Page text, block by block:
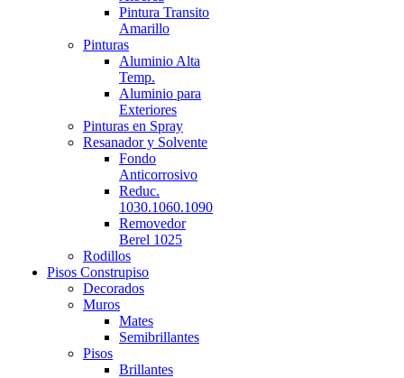
Pintura Transito
Amarillo
Pinturas
Aluminio Alta
Temp.
Aluminio para
Exteriores
Pinturas en Spray
Resanador y Solvente
Fondo
Anticorrosivo
Reduc.
1030.1060.1090
Removedor
Berel 1025
Rodillos
Pisos Construpiso
Decorados
Muros
Mates
Semibrillantes
Pisos
Brillantes